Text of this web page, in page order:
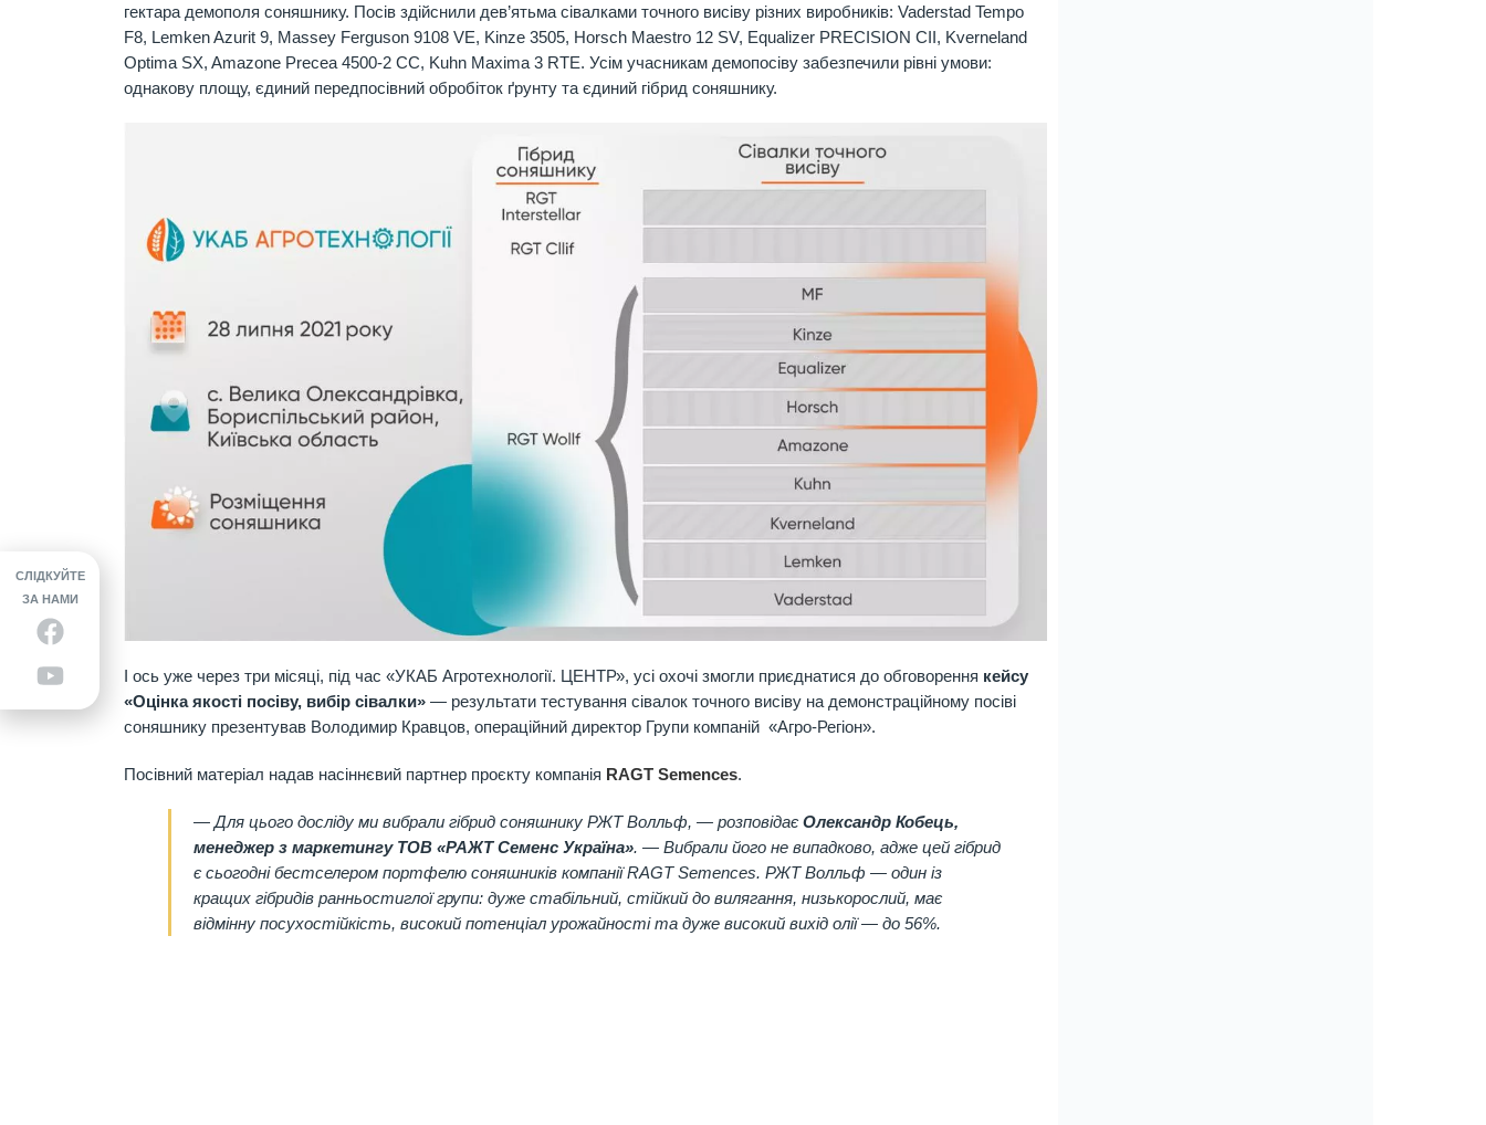
гектара демополя соняшнику. Посів здійснили дев’ятьма сівалками точного висіву різних виробників: Vaderstad Tempo
F8, Lemken Azurit 9, Massey Ferguson 9108 VE, Kinze 3505, Horsch Maestro 12 SV, Equalizer PRECISION CII, Kverneland
Optima SX, Amazone Precea 4500-2 CC, Kuhn Maxima 3 RTE. Усім учасникам демопосіву забезпечили рівні умови:
однакову площу, єдиний передпосівний обробіток ґрунту та єдиний гібрид соняшнику.
І ось уже через три місяці, під час «УКАБ Агротехнології. ЦЕНТР», усі охочі змогли приєднатися до обговорення кейсу
«Оцінка якості посіву, вибір сівалки» — результати тестування сівалок точного висіву на демонстраційному посіві
соняшнику презентував Володимир Кравцов, операційний директор Групи компаній «Агро-Регіон».
Посівний матеріал надав насіннєвий партнер проєкту компанія RAGT Semenсes.
— Для цього досліду ми вибрали гібрид соняшнику РЖТ Волльф, — розповідаєОлександр Кобець,
менеджер з маркетингу ТОВ «РАЖТ Семенс Україна». — Вибрали його не випадково, адже цей гібрид
є сьогодні бестселером портфелю соняшників компаніїRAGT Semenсes. РЖТ Волльф — один із
кращих гібридів ранньостиглої групи: дуже стабільний, стійкий до вилягання, низькорослий, має
відмінну посухостійкість, високий потенціал урожайності та дуже високий вихід олії — до 56%.
СЛІДКУЙТЕ
ЗА НАМИ